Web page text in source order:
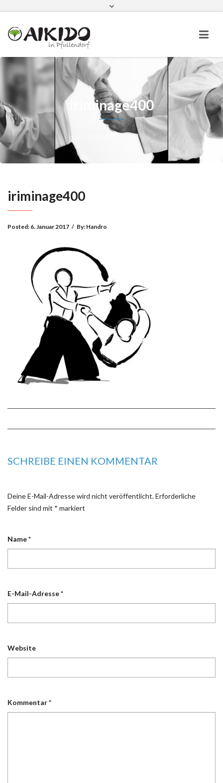
Aikido in Pfullendorf bei Instagram
iriminage400
iriminage400
Posted: 6. Januar 2017 / By: Handro
SCHREIBE EINEN KOMMENTAR
Deine E-Mail-Adresse wird nicht veröffentlicht.Erforderliche
Felder sind mit * markiert
Name*
E-Mail-Adresse*
Website
Kommentar*